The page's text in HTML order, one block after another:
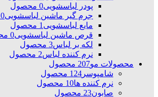
پودر لباسشویی0 محصول
جرم گیر ماشین لباسشویی0 محصول
مایع لباسشویی1 محصول
قرص ماشین لباسشویی0 محصول
لکه بر لباس3 محصول
نرم کننده لباس2 محصول
محصولات مو207 محصول
شامپوسر 124 محصول
نرم کننده ها10 محصول
صابون23 محصول